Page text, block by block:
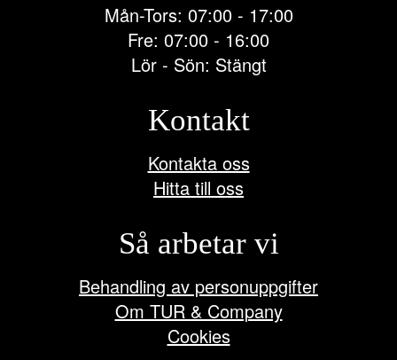
Mån-Tors: 07:00 - 17:00
Fre: 07:00 - 16:00
Lör - Sön: Stängt
Kontakt
Kontakta oss
Hitta till oss
Så arbetar vi
Behandling av personuppgifter
Om TUR & Company
Cookies